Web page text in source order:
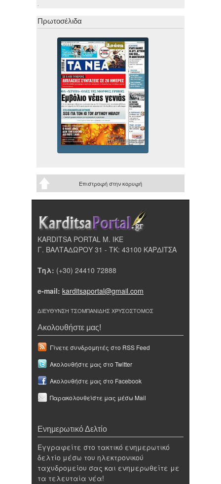
.
Πρωτοσέλιδα
Επιστροφή στην κορυφή
KARDITSA PORTAL Μ. ΙΚΕ
Γ. ΒΑΛΤΑΔΩΡΟΥ 31 - ΤΚ: 43100 ΚΑΡΔΙΤΣΑ
Τηλ: (+30) 24410 72888
e-mail: karditsaportal@gmail.com
ΔΙΕΥΘΥΝΣΗ ΤΣΟΜΠΑΝΙΔΗΣ ΧΡΥΣΟΣΤΟΜΟΣ
Ακολουθήστε μας!
Γίνετε συνδρομητές στο RSS Feed
Ακολουθήστε μας στο Twitter
Ακολουθήστε μας στο Facebook
Παρακολουθείστε μας μέσω Mail
Ενημερωτικό Δελτίο
Εγγραφείτε στο τακτικό ενημερωτικό
δελτίο μέσω του ηλεκτρονικού
ταχυδρομείου σας και ενημερωθείτε με
τα τελευταία νέα!